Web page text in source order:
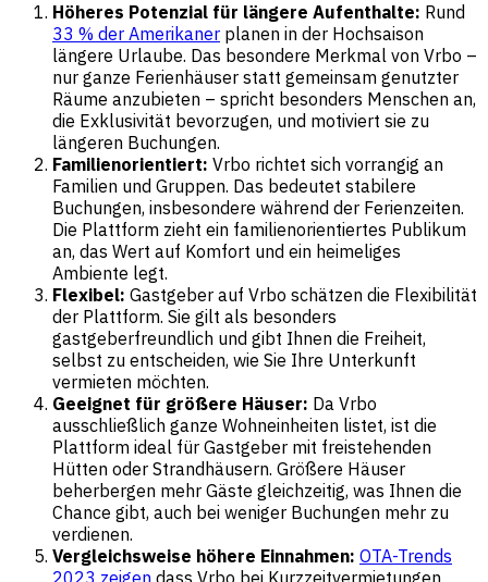
Höheres Potenzial für längere Aufenthalte: Rund
33 % der Amerikaner planen in der Hochsaison
längere Urlaube. Das besondere Merkmal von Vrbo –
nur ganze Ferienhäuser statt gemeinsam genutzter
Räume anzubieten – spricht besonders Menschen an,
die Exklusivität bevorzugen, und motiviert sie zu
längeren Buchungen.
Familienorientiert: Vrbo richtet sich vorrangig an
Familien und Gruppen. Das bedeutet stabilere
Buchungen, insbesondere während der Ferienzeiten.
Die Plattform zieht ein familienorientiertes Publikum
an, das Wert auf Komfort und ein heimeliges
Ambiente legt.
Flexibel: Gastgeber auf Vrbo schätzen die Flexibilität
der Plattform. Sie gilt als besonders
gastgeberfreundlich und gibt Ihnen die Freiheit,
selbst zu entscheiden, wie Sie Ihre Unterkunft
vermieten möchten.
Geeignet für größere Häuser: Da Vrbo
ausschließlich ganze Wohneinheiten listet, ist die
Plattform ideal für Gastgeber mit freistehenden
Hütten oder Strandhäusern. Größere Häuser
beherbergen mehr Gäste gleichzeitig, was Ihnen die
Chance gibt, auch bei weniger Buchungen mehr zu
verdienen.
Vergleichsweise höhere Einnahmen: OTA-Trends